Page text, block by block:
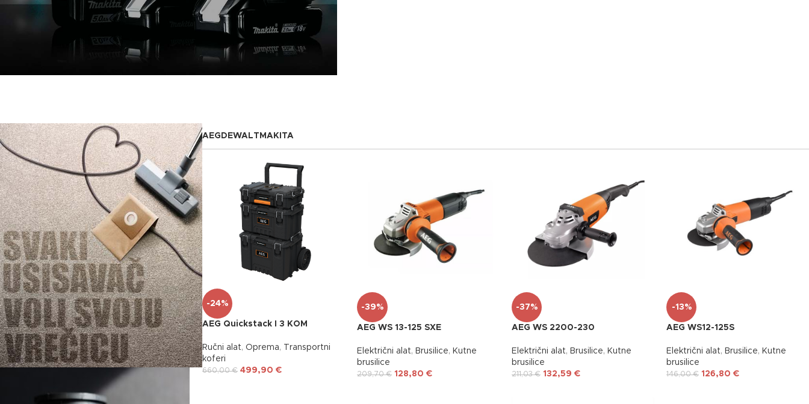
shop now
Kompletni
AEG DEWALT MAKITA
-24%
AEG Quickstack I 3 KOM
Ručni alat, Oprema, Transportni
koferi
660,00€ 499,90 €
-39%
AEG WS 13-125 SXE
Električni alat, Brusilice, Kutne
brusilice
209,70€ 128,80 €
-37%
AEG WS 2200-230
Električni alat, Brusilice, Kutne
brusilice
211,03€ 132,59 €
-13%
AEG WS12-125S
Električni alat, Brusilice, Kutne
brusilice
146,00€ 126,80 €